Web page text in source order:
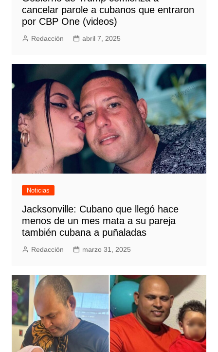
cancelar parole a cubanos que entraron
por CBP One (videos)
Redacción abril 7, 2025
Noticias
Jacksonville: Cubano que llegó hace
menos de un mes mata a su pareja
también cubana a puñaladas
Redacción marzo 31, 2025